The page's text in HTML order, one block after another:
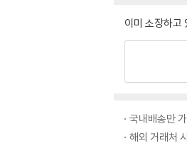
이미 소장하고
국내배송만
해외 거래처